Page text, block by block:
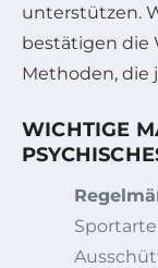
unterstützen.
bestätigen die
Methoden, die
WICHTIGE